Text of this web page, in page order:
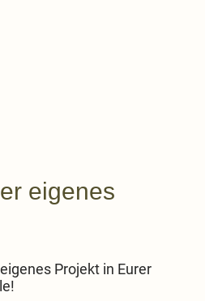
eigenes
Projekt in Eurer